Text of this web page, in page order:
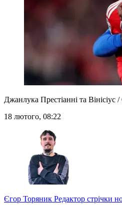
Джанлука Престіанні та Вінісіус
18 лютого, 08:22
Єгор Торяник Редактор стрічки